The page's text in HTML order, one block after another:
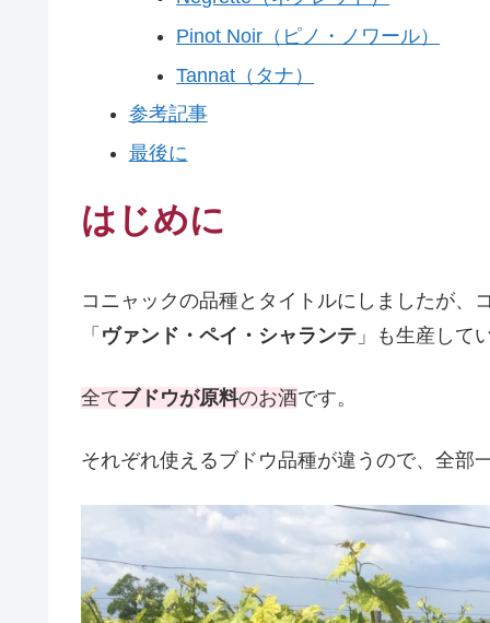
Pinot Noir（ピノ・ノワール）
Tannat（タナ）
参考記事
最後に
はじめに
コニャックの品種とタイトルにしましたが、
「 ヴァンド・ペイ・シャランテ 」も生産して
全てブドウが原料のお酒です。
それぞれ使えるブドウ品種が違うので、全部